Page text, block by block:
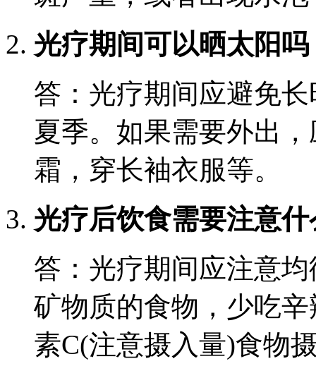
光疗期间可以晒太阳吗
答：光疗期间应避免
夏季。如果需要外出
霜，穿长袖衣服等。
光疗后饮食需要注意什
答：光疗期间应注意
矿物质的食物，少吃
素C(注意摄入量)食物